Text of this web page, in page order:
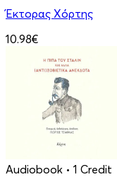
Έκτορας Χόρτης
10.98€
Audiobook • 1 Credit